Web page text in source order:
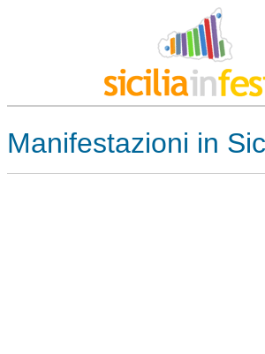
Manifestazioni in